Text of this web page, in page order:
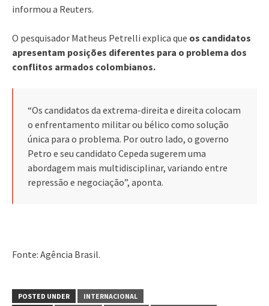
informou a Reuters.
O pesquisador Matheus Petrelli explica que os candidatos
apresentam posições diferentes para o problema dos
conflitos armados colombianos.
“Os candidatos da extrema-direita e direita colocam
o enfrentamento militar ou bélico como solução
única para o problema. Por outro lado, o governo
Petro e seu candidato Cepeda sugerem uma
abordagem mais multidisciplinar, variando entre
repressão e negociação”, aponta.
Fonte: Agência Brasil.
POSTED UNDER
INTERNACIONAL